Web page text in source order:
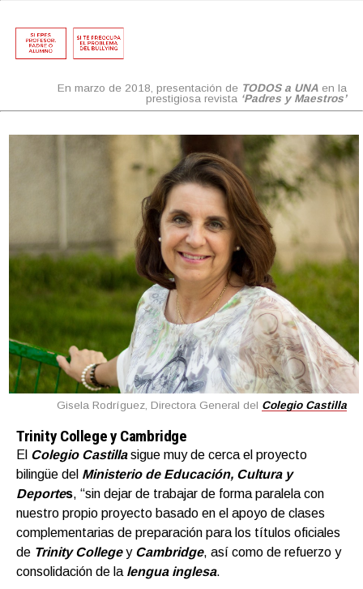
En marzo de 2018, presentación de TODOS a UNA en la
prestigiosa revista ‘Padres y Maestros’
Gisela Rodríguez, Directora General del Colegio Castilla
Trinity College y Cambridge
El Colegio Castillasigue muy de cerca el proyecto
bilingüe del Ministerio de Educación, Cultura y
Deportes, “sin dejar de trabajar de forma paralela con
nuestro propio proyecto basado en el apoyo de clases
complementarias de preparación para los títulos oficiales
de Trinity Collegey Cambridge, así como de refuerzo y
consolidación de la lengua inglesa.